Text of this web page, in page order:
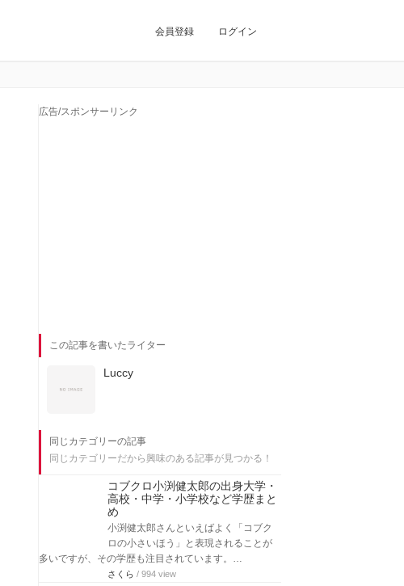
会員登録 ログイン
広告/スポンサーリンク
この記事を書いたライター
Luccy
同じカテゴリーの記事
同じカテゴリーだから興味のある記事が見つかる！
コブクロ小渕健太郎の出身大学・
高校・中学・小学校など学歴まと
め
小渕健太郎さんといえばよく「コブク
ロの小さいほう」と表現されることが
多いですが、その学歴も注目されています。…
さくら / 994 view